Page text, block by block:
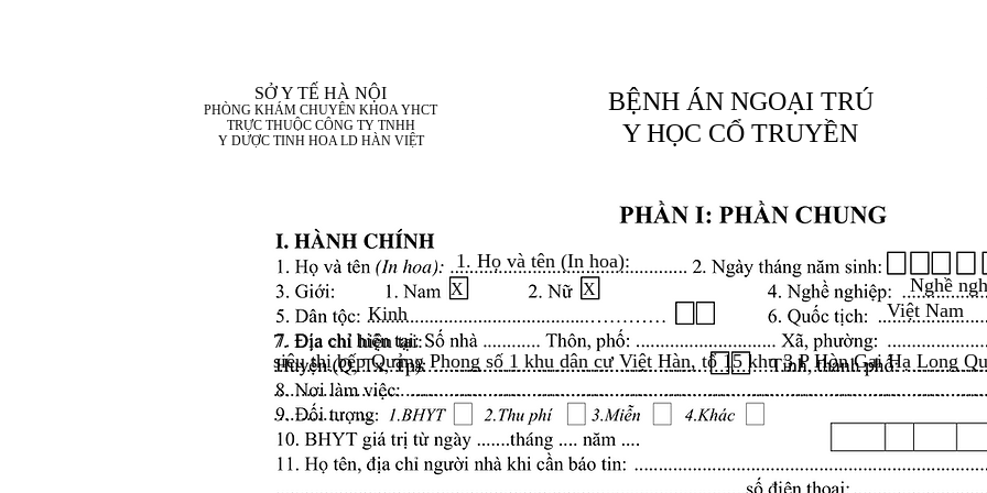
SỞ Y TẾ HÀ NỘI
PHÒNG KHÁM CHUYÊN KHOA YHCT
TRỰC THUỘC CÔNG TY TNHH
Y DƯỢC TINH HOA LD HÀN VIỆT
BỆNH ÁN NGOẠI TRÚ
Y HỌC CỔ TRUYỀN
1. Họ và tên (In hoa):
X X
Nghề
Việt Nam
Kinh
7. Địa chỉ hiện tại:
..................
siêu thị bếp Quảng Phong số 1 khu dân cư Việt Hàn, tổ 15 khu 3 P Hòn Gai Hạ Long